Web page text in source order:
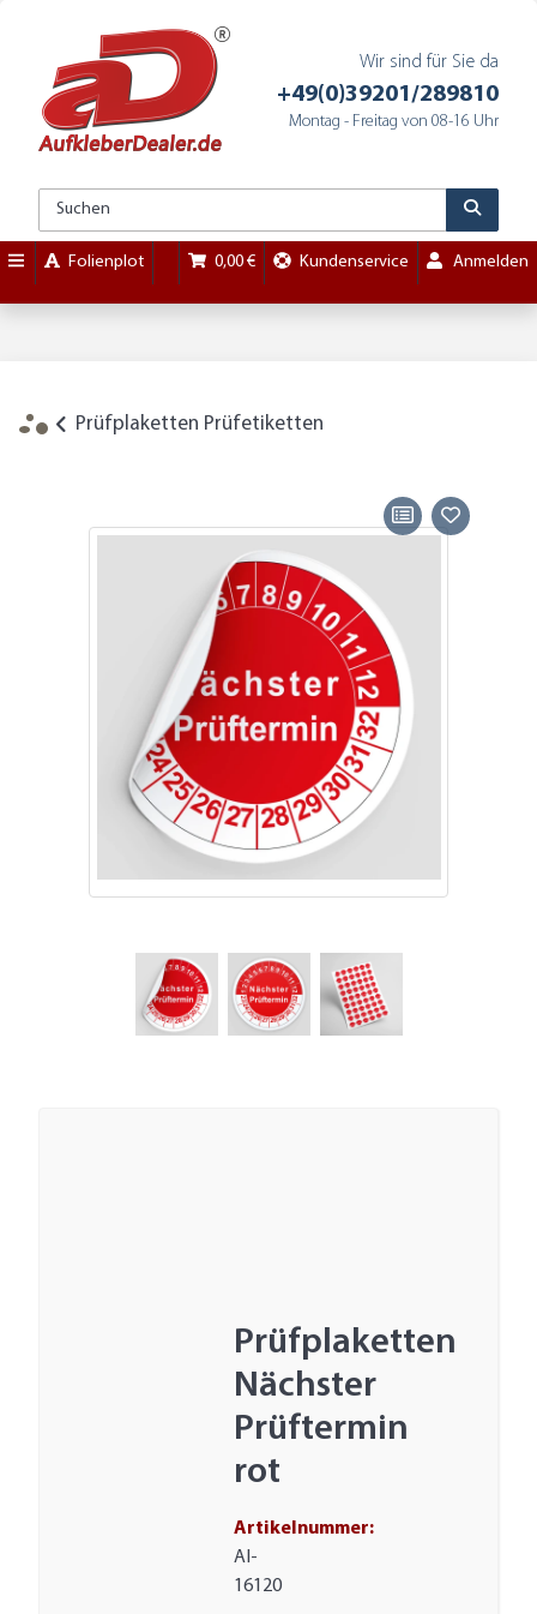
Wir sind für Sie da
+49(0)39201/289810
Montag - Freitag von 08-16 Uhr
Folienplot 0,00 € Kundenservice Anmelden
Prüfplaketten Prüfetiketten
Prüfplaketten
Nächster
Prüftermin
rot
Artikelnummer:
AI-
16120